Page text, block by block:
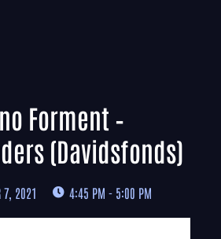
Forment –
(Davidsfonds)
7, 2021 4:45 PM - 5:00 PM